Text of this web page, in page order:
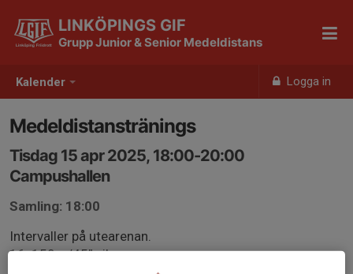
Kalender Logga in
LINKÖPINGS GIF
Grupp Junior & Senior Medeldistans
Medeldistanstränings
Tisdag 15 apr 2025, 18:00-20:00
Campushallen
Samling: 18:00
Intervaller på utearenan.
16x150m/45” vila